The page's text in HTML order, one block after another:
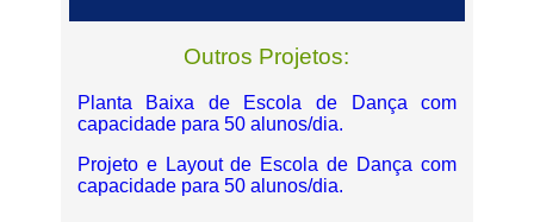
Outros Projetos:
Planta Baixa de Escola de Dança com
capacidade para 50 alunos/dia.
Projeto e Layout de Escola de Dança com
capacidade para 50 alunos/dia.